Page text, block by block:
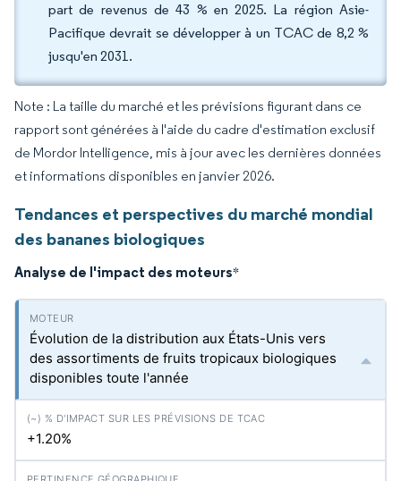
part de revenus de 43 % en 2025. La région Asie-
Pacifique devrait se développer à un TCAC de 8,2 %
jusqu'en 2031.
Note : La taille du marché et les prévisions figurant dans ce
rapport sont générées à l'aide du cadre d'estimation exclusif
de Mordor Intelligence, mis à jour avec les dernières données
et informations disponibles en janvier 2026.
Tendances et perspectives du marché mondial
des bananes biologiques
Analyse de l'impact des moteurs*
Évolution de la distribution aux États-Unis vers
des assortiments de fruits tropicaux biologiques
disponibles toute l'année
+1.20%